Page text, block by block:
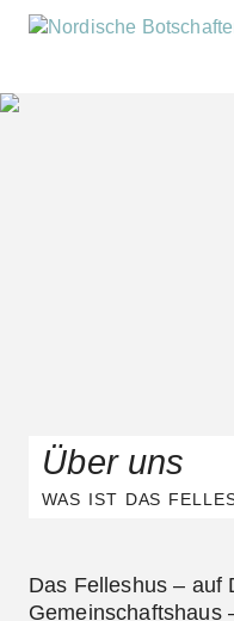
Skip
Über uns
WAS IST DAS
Das Felleshus– auf
Gemeinschaftshaus